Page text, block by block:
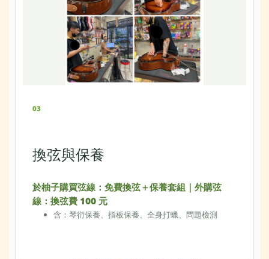
03
換弦與保養
於柚子購買弦線：免費換弦＋保養套組｜外購弦
線：換弦費 100 元
含：琴衍保養、指板保養、全身打蠟、問題檢測